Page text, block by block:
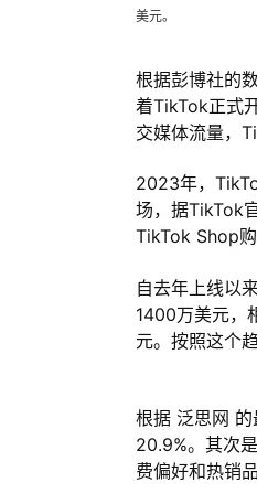
美元。
根据彭博社的
着TikTok正式
交媒体流量，
2023年，
场，据TikTok
TikTok Shop购
自去年上线以
1400万美元，
元。按照这个
根据 泛思网
20.9%。其次
费偏好和热销